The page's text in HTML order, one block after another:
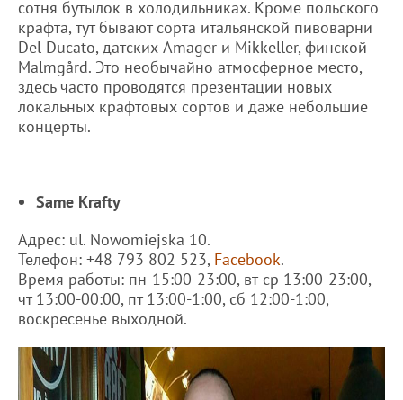
сотня бутылок в холодильниках. Кроме польского
крафта, тут бывают сорта итальянской пивоварни
Del Ducato, датских Amager и Mikkeller, финской
Malmgård. Это необычайно атмосферное место,
здесь часто проводятся презентации новых
локальных крафтовых сортов и даже небольшие
концерты.
Same Krafty
Адрес: ul. Nowomiejska 10.
Телефон: +48 793 802 523, Facebook.
Время работы: пн-15:00-23:00, вт-ср 13:00-23:00,
чт 13:00-00:00, пт 13:00-1:00, сб 12:00-1:00,
воскресенье выходной.